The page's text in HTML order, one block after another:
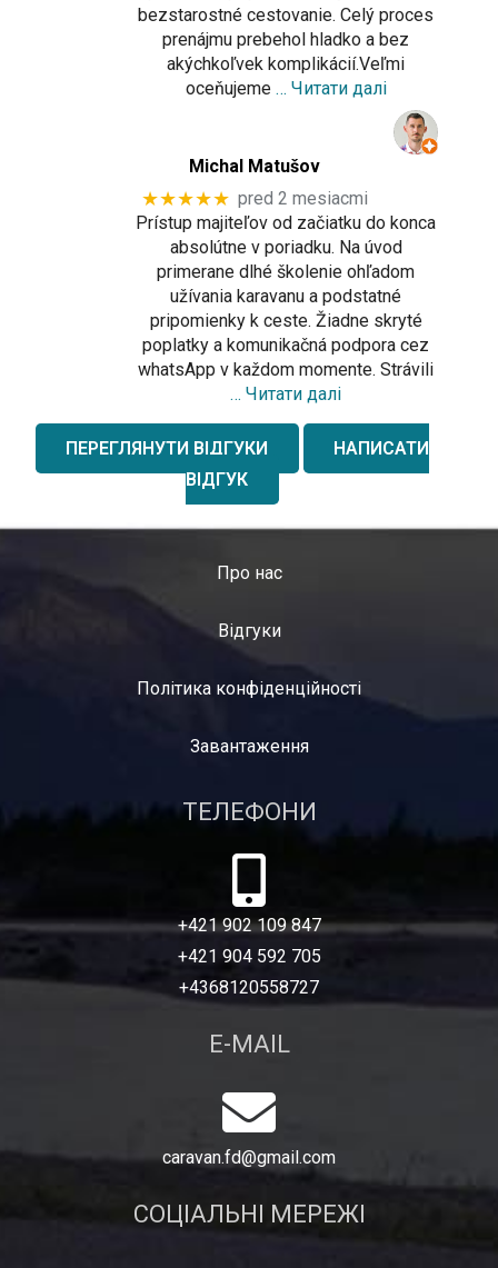
bezstarostné cestovanie. Celý proces
prenájmu prebehol hladko a bez
akýchkoľvek komplikácií.Veľmi
oceňujeme … Читати далі
Michal Matušov
★★★★★ pred 2 mesiacmi
Prístup majiteľov od začiatku do konca
absolútne v poriadku. Na úvod
primerane dlhé školenie ohľadom
užívania karavanu a podstatné
pripomienky k ceste. Žiadne skryté
poplatky a komunikačná podpora cez
whatsApp v každom momente. Strávili
… Читати далі
ПЕРЕГЛЯНУТИ ВІДГУКИ
НАПИСАТИ
ВІДГУК
Про нас
Відгуки
Політика конфіденційності
Завантаження
ТЕЛЕФОНИ
+421 902 109 847
+421 904 592 705
+4368120558727
E-MAIL
caravan.fd@gmail.com
СОЦІАЛЬНІ МЕРЕЖІ